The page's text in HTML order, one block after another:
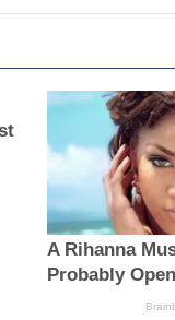
A Rihanna
Probably